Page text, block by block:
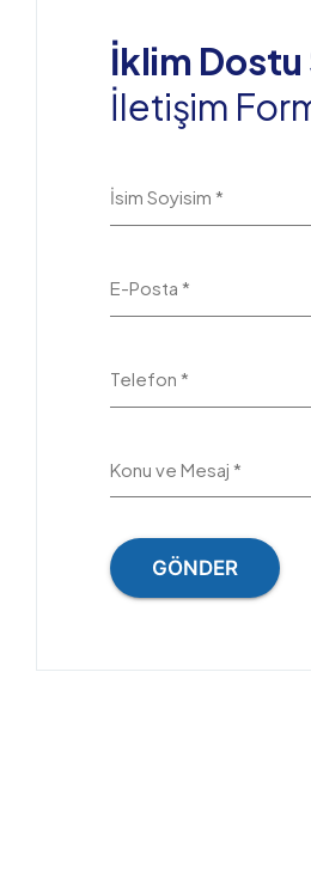
İklim Dostu
İletişim
İsim Soyisim *
E-Posta *
Telefon *
Konu ve Mesaj *
GÖNDER